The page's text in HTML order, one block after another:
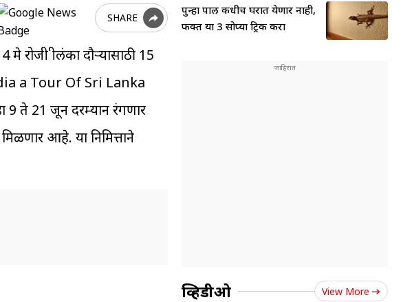
SHARE
श्रीलंका दौऱ्यासाठी 15
a Tour Of Sri Lanka
9 ते 21 जून दरम्यान रंगणार
आहे. या निमित्ताने
पुन्हा पाल कधीच घरात येणार नाही,
फक्त या 3 सोप्या ट्रिक करा
व्हिडीओ View More